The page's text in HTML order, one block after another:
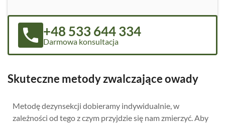
Skuteczne metody zwalczające owady
Metodę dezynsekcji dobieramy indywidualnie, w
zależności od tego z czym przyjdzie się nam zmierzyć. Aby
+48 533 644 334
Darmowa konsultacja